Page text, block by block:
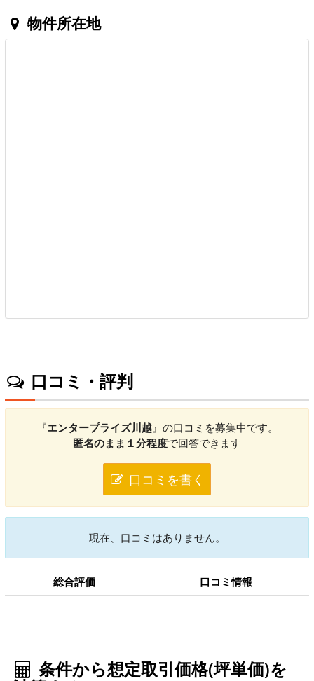
物件所在地
口コミ・評判
『エンタープライズ川越』の口コミを募集中です。
匿名のまま１分程度で回答できます
口コミを書く
現在、口コミはありません。
総合評価 口コミ情報
条件から想定取引価格(坪単価)を